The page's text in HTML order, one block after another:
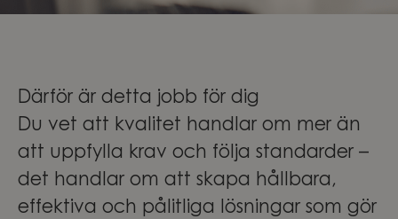
Därför är detta jobb för dig
Du vet att kvalitet handlar om mer än
att uppfylla krav och följa standarder –
det handlar om att skapa hållbara,
effektiva och pålitliga lösningar som gör